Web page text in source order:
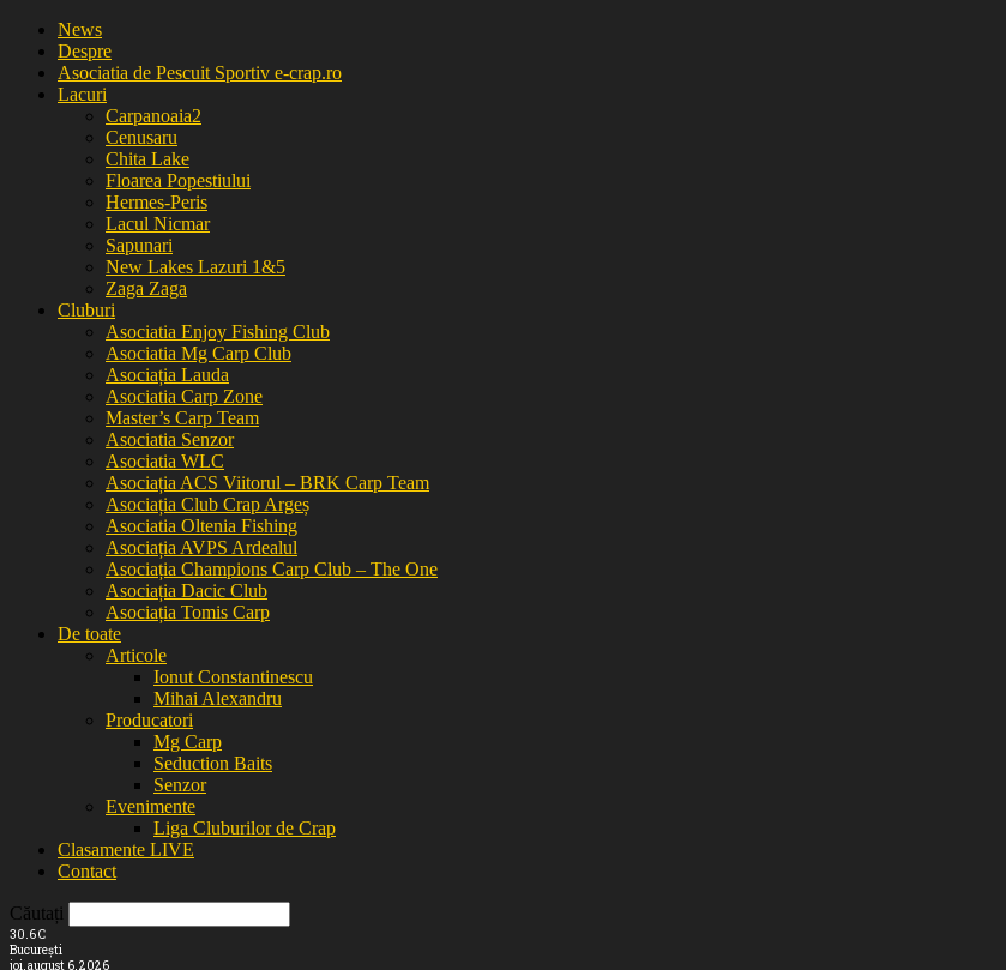
News
Despre
Asociatia de Pescuit Sportiv e-crap.ro
Lacuri
Carpanoaia2
Cenusaru
Chita Lake
Floarea Popestiului
Hermes-Peris
Lacul Nicmar
Sapunari
New Lakes Lazuri 1&5
Zaga Zaga
Cluburi
Asociatia Enjoy Fishing Club
Asociatia Mg Carp Club
Asociația Lauda
Asociatia Carp Zone
Master’s Carp Team
Asociatia Senzor
Asociatia WLC
Asociația ACS Viitorul – BRK Carp Team
Asociația Club Crap Argeș
Asociatia Oltenia Fishing
Asociația AVPS Ardealul
Asociația Champions Carp Club – The One
Asociația Dacic Club
Asociația Tomis Carp
De toate
Articole
Ionut Constantinescu
Mihai Alexandru
Producatori
Mg Carp
Seduction Baits
Senzor
Evenimente
Liga Cluburilor de Crap
Clasamente LIVE
Contact
Căutați
30.6C
București
joi, august 6, 2026